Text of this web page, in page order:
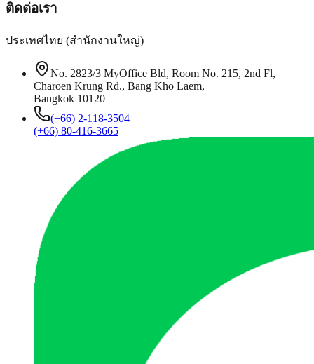
ติดต่อเรา
ประเทศไทย (สำนักงานใหญ่)
No. 2823/3 MyOffice Bld, Room No. 215, 2nd Fl,
Charoen Krung Rd., Bang Kho Laem,
Bangkok 10120
(+66) 2-118-3504
(+66) 80-416-3665